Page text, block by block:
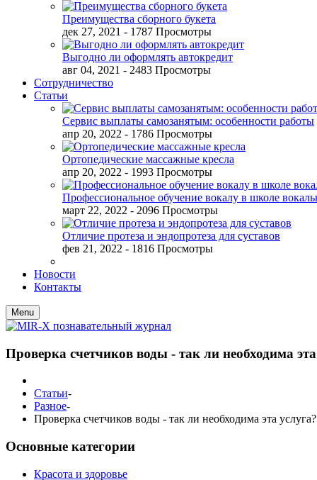
Преимущества сборного букета
дек 27, 2021 - 1787 Просмотры
Выгодно ли оформлять автокредит
авг 04, 2021 - 2483 Просмотры
Сотрудничество
Статьи
Сервис выплаты самозанятым: особенности работы
апр 20, 2022 - 1786 Просмотры
Ортопедические массажные кресла
апр 20, 2022 - 1993 Просмотры
Профессиональное обучение вокалу в школе
март 22, 2022 - 2096 Просмотры
Отличие протеза и эндопротеза для суставов
фев 21, 2022 - 1816 Просмотры
Новости
Контакты
Menu
Проверка счетчиков воды - так ли необходима
Статьи-
Разное-
Проверка счетчиков воды - так ли необходима эта услуга?
Основные категории
Красота и здоровье